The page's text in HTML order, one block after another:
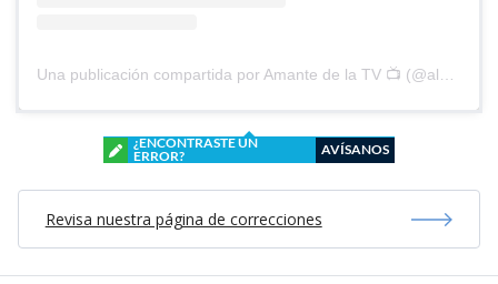
Una publicación compartida por Amante de la TV 📺 (@alguien_te_observa)
¿ENCONTRASTE UN
ERROR?
AVÍSANOS
Revisa nuestra página de correcciones